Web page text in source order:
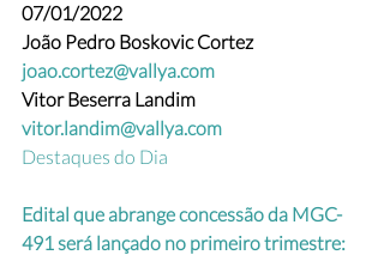
07/01/2022
João Pedro Boskovic Cortez
joao.cortez@vallya.com
Vitor Beserra Landim
vitor.landim@vallya.com
Destaques do Dia
Edital que abrange concessão da MGC-
491 será lançado no primeiro trimestre: